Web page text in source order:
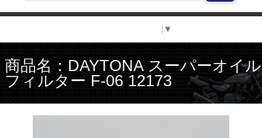
▼
商品名：DAYTONA スーパーオイル
フィルター F-06 12173